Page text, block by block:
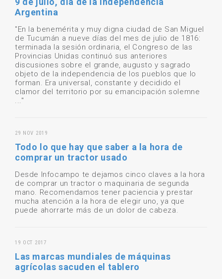
Argentina
"En la benemérita y muy digna ciudad de San Miguel
de Tucumán a nueve días del mes de julio de 1816:
terminada la sesión ordinaria, el Congreso de las
Provincias Unidas continuó sus anteriores
discusiones sobre el grande, augusto y sagrado
objeto de la independencia de los pueblos que lo
forman. Era universal, constante y decidido el
clamor del territorio por su emancipación solemne
..."
29 NOV 2019
Todo lo que hay que saber a la hora de
comprar un tractor usado
Desde Infocampo te dejamos cinco claves a la hora
de comprar un tractor o maquinaria de segunda
mano. Recomendamos tener paciencia y prestar
mucha atención a la hora de elegir uno, ya que
puede ahorrarte más de un dolor de cabeza.
19 OCT 2017
Las marcas mundiales de máquinas
agrícolas sacuden el tablero